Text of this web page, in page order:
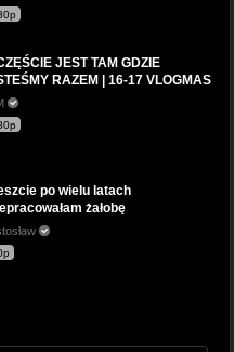
JEST TAM GDZIE
RAZEM | 16-17 VLOGMAS
po wielu latach
żałobę